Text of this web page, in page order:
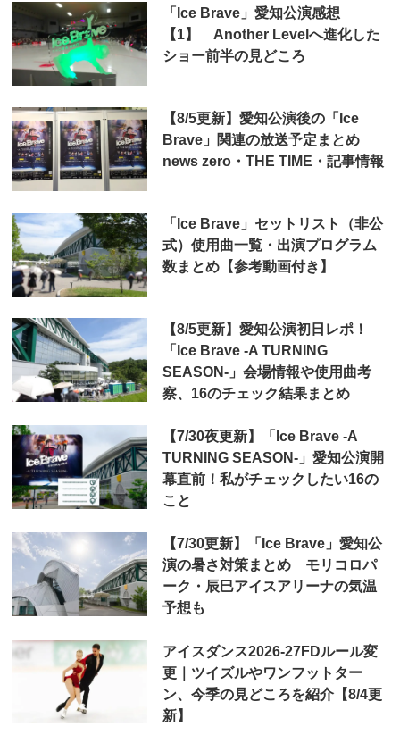
「Ice Brave」愛知公演感想
【1】 Another Levelへ進化した
ショー前半の見どころ
【8/5更新】愛知公演後の「Ice
Brave」関連の放送予定まとめ
news zero・THE TIME・記事情報
「Ice Brave」セットリスト（非公
式）使用曲一覧・出演プログラム
数まとめ【参考動画付き】
【8/5更新】愛知公演初日レポ！
「Ice Brave -A TURNING
SEASON-」会場情報や使用曲考
察、16のチェック結果まとめ
【7/30夜更新】「Ice Brave -A
TURNING SEASON-」愛知公演開
幕直前！私がチェックしたい16の
こと
【7/30更新】「Ice Brave」愛知公
演の暑さ対策まとめ モリコロパ
ーク・辰巳アイスアリーナの気温
予想も
アイスダンス2026-27FDルール変
更｜ツイズルやワンフットター
ン、今季の見どころを紹介【8/4更
新】